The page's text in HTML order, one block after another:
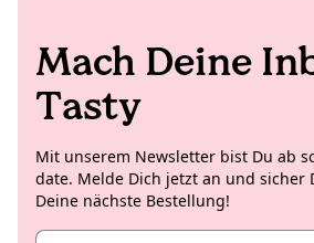
über KoRo-Projekte und spannende
Italien.
Mach Deine
Tasty
Mit unserem Newsletter bist Du ab
date. Melde Dich jetzt an und sicher
Deine nächste Bestellung!